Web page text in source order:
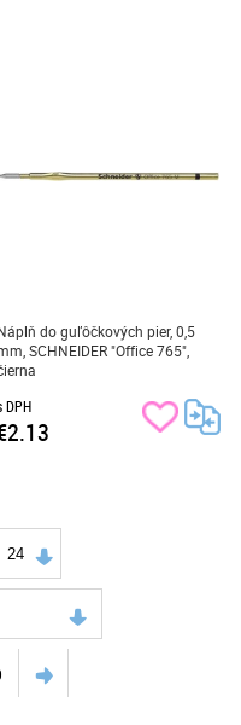
do guľôčkových pier, 0,5
SCHNEIDER "Office 765",
DPH
24